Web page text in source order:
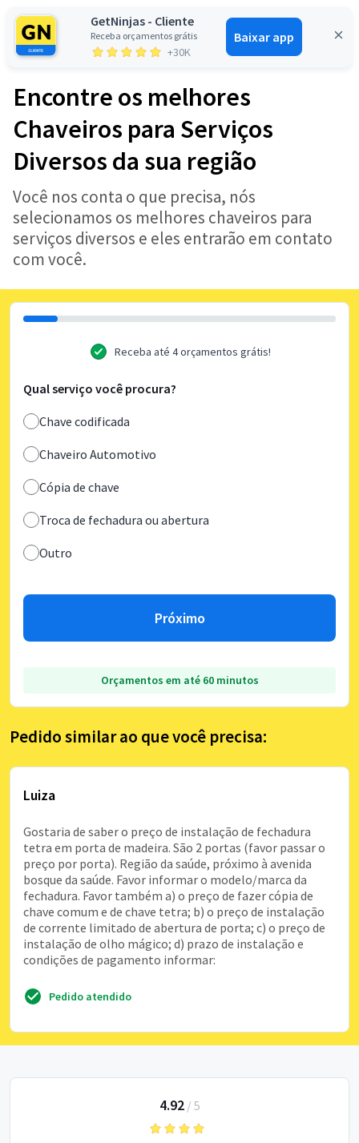
GetNinjas - Cliente
Receba orçamentos grátis
+30K
Baixar app
Entrar
Encontre os melhores
Chaveiros para Serviços
Diversos da sua região
Você nos conta o que precisa, nós
selecionamos os melhores chaveiros para
serviços diversos e eles entrarão em contato
com você.
Receba até 4 orçamentos grátis!
Qual serviço você procura?
Chave codificada
Chaveiro Automotivo
Cópia de chave
Troca de fechadura ou abertura
Outro
Próximo
Orçamentos em até 60 minutos
Pedido similar ao que você precisa:
Luiza
Gostaria de saber o preço de instalação de fechadura
tetra em porta de madeira. São 2 portas (favor passar o
preço por porta). Região da saúde, próximo à avenida
bosque da saúde. Favor informar o modelo/marca da
fechadura. Favor também a) o preço de fazer cópia de
chave comum e de chave tetra; b) o preço de instalação
de corrente limitado de abertura de porta; c) o preço de
instalação de olho mágico; d) prazo de instalação e
condições de pagamento informar:
Pedido atendido
4.92/ 5